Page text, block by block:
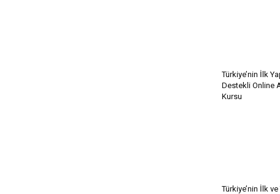
Türkiye’nin İlk
Destekli Online
Kursu
Türkiye’nin İlk ve